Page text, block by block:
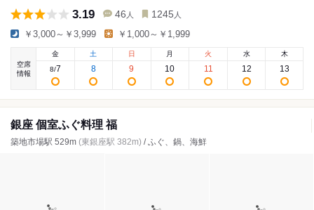
3.19 46 人 1245 人
￥3,000～￥3,999 ￥1,000～￥1,999
空席
情報
金
8/7
土
8
日
9
月
10
火
11
水
12
木
13
銀座 個室ふぐ料理 福
築地市場駅 529m (東銀座駅 382m) / ふぐ、鍋、海鮮